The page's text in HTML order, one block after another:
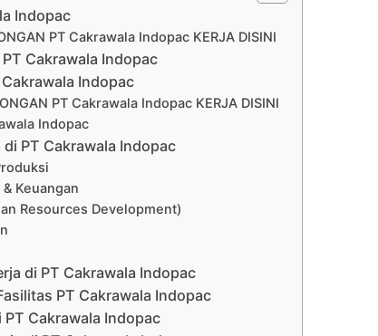
Indopac
PT Cakrawala Indopac KERJA DISINI
Cakrawala Indopac
Indopac
PT Cakrawala Indopac KERJA DISINI
Indopac
PT Cakrawala Indopac
Keuangan
Resources Development)
di PT Cakrawala Indopac
PT Cakrawala Indopac
Cakrawala Indopac